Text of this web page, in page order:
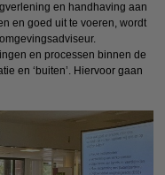
en handhaving aan
en goed uit te voeren, wordt
en processen binnen de
en ‘buiten’. Hiervoor gaan